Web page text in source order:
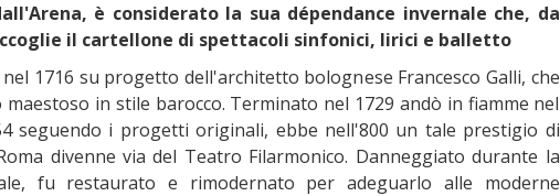
è considerato la sua dépendance invernale che, da
il cartellone di spettacoli sinfonici, lirici e balletto
1716 su progetto dell'architetto bolognese Francesco Galli, che
in stile barocco. Terminato nel 1729 andò in fiamme nel
seguendo i progetti originali, ebbe nell'800 un tale prestigio di
divenne via del Teatro Filarmonico. Danneggiato durante la
fu restaurato e rimodernato per adeguarlo alle moderne